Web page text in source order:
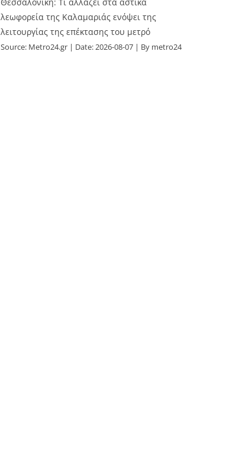
λεωφορεία της Καλαμαριάς ενόψει της
λειτουργίας της επέκτασης του μετρό
Source: Metro24.gr Date: 2026-08-07 By metro24